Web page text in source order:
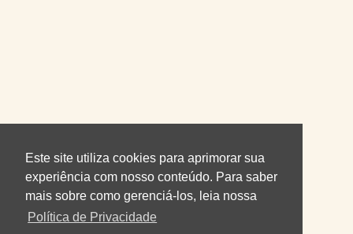
Este site utiliza cookies para aprimorar sua
experiência com nosso conteúdo. Para saber
mais sobre como gerenciá-los, leia nossa
Política de Privacidade